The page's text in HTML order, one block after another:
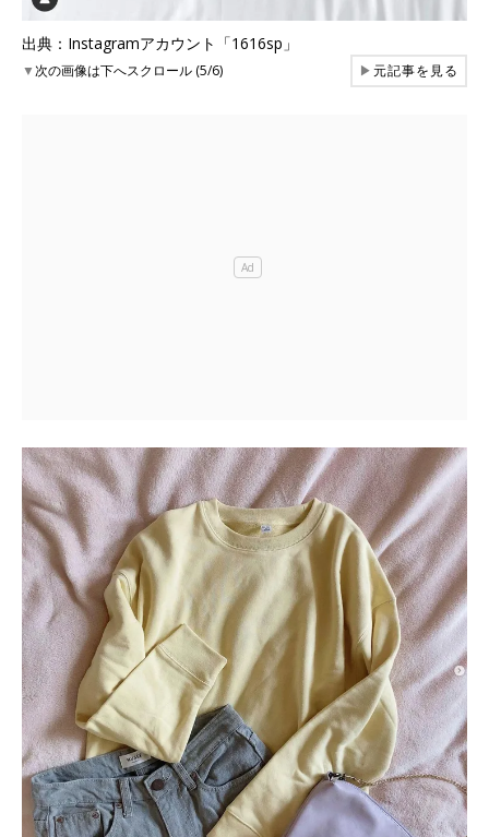
出典：Instagramアカウント「1616sp」
▼次の画像は下へスクロール (5/6) ▶元記事を見る